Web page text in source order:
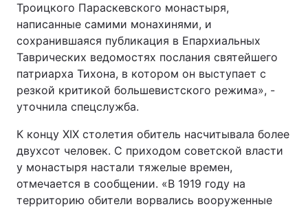
Троицкого Параскевского монастыря,
написанные самими монахинями, и
сохранившаяся публикация в Епархиальных
Таврических ведомостях послания святейшего
патриарха Тихона, в котором он выступает с
резкой критикой большевистского режима», -
уточнила спецслужба.
К концу XIX столетия обитель насчитывала более
двухсот человек. C приходом советской власти
у монастыря настали тяжелые времен,
отмечается в сообщении. «В 1919 году на
территорию обители ворвались вооруженные